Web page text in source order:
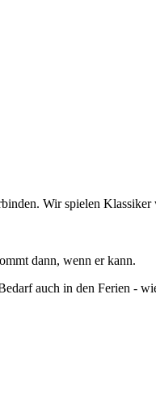
Wir spielen Klassiker
dann, wenn er kann.
auch in den Ferien -